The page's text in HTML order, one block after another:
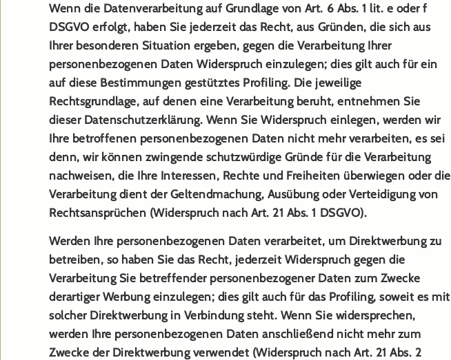
Wenn die Datenverarbeitung auf Grundlage von Art. 6 Abs. 1 lit. e oder f
DSGVO erfolgt, haben Sie jederzeit das Recht, aus Gründen, die sich aus
Ihrer besonderen Situation ergeben, gegen die Verarbeitung Ihrer
personenbezogenen Daten Widerspruch einzulegen; dies gilt auch für ein
auf diese Bestimmungen gestütztes Profiling. Die jeweilige
Rechtsgrundlage, auf denen eine Verarbeitung beruht, entnehmen Sie
dieser Datenschutzerklärung. Wenn Sie Widerspruch einlegen, werden wir
Ihre betroffenen personenbezogenen Daten nicht mehr verarbeiten, es sei
denn, wir können zwingende schutzwürdige Gründe für die Verarbeitung
nachweisen, die Ihre Interessen, Rechte und Freiheiten überwiegen oder die
Verarbeitung dient der Geltendmachung, Ausübung oder Verteidigung von
Rechtsansprüchen (Widerspruch nach Art. 21 Abs. 1 DSGVO).
Werden Ihre personenbezogenen Daten verarbeitet, um Direktwerbung zu
betreiben, so haben Sie das Recht, jederzeit Widerspruch gegen die
Verarbeitung Sie betreffender personenbezogener Daten zum Zwecke
derartiger Werbung einzulegen; dies gilt auch für das Profiling, soweit es mit
solcher Direktwerbung in Verbindung steht. Wenn Sie widersprechen,
werden Ihre personenbezogenen Daten anschließend nicht mehr zum
Zwecke der Direktwerbung verwendet (Widerspruch nach Art. 21 Abs. 2